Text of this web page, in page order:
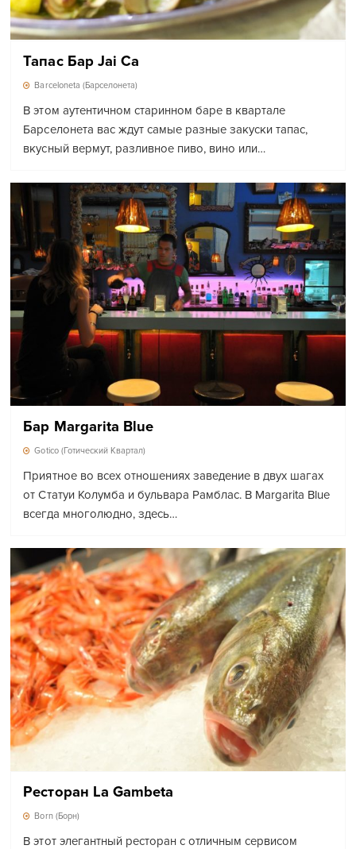
Тапас Бар Jai Ca
Barceloneta (Барселонета)
В этом аутентичном старинном баре в квартале
Барселонета вас ждут самые разные закуски тапас,
вкусный вермут, разливное пиво, вино или…
Бар Margarita Blue
Gotico (Готический Квартал)
Приятное во всех отношениях заведение в двух шагах
от Статуи Колумба и бульвара Рамблас. В Margarita Blue
всегда многолюдно, здесь…
Ресторан La Gambeta
Born (Борн)
В этот элегантный ресторан с отличным сервисом